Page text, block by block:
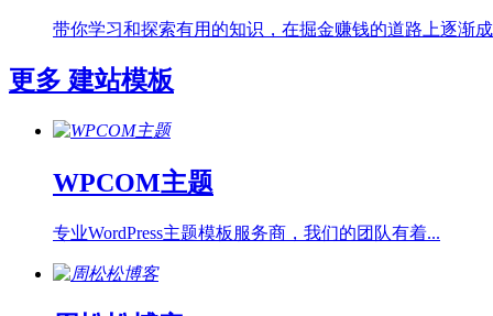
带你学习和探索有用的知识，在掘金赚钱的道路上逐渐
更多 建站模板
WPCOM主题
专业WordPress主题模板服务商，我们的团队有着...